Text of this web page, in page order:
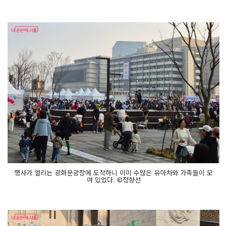
행사가 열리는 광화문광장에 도착하니 이미 수많은 유아차와 가족들이 모
여 있었다. ©정향선